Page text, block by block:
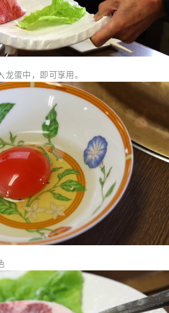
蛋中，即可享用。